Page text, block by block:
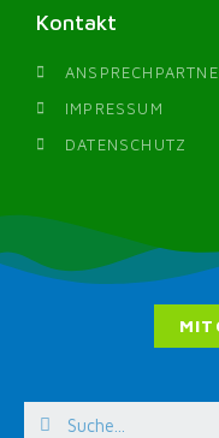
Kontakt
IMPRESSUM
DATENSCHUTZ